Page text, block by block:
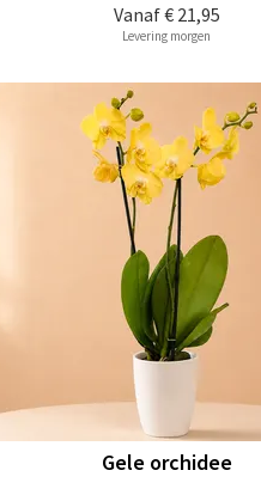
Vanaf€ 21,95
Levering morgen
Gele orchidee